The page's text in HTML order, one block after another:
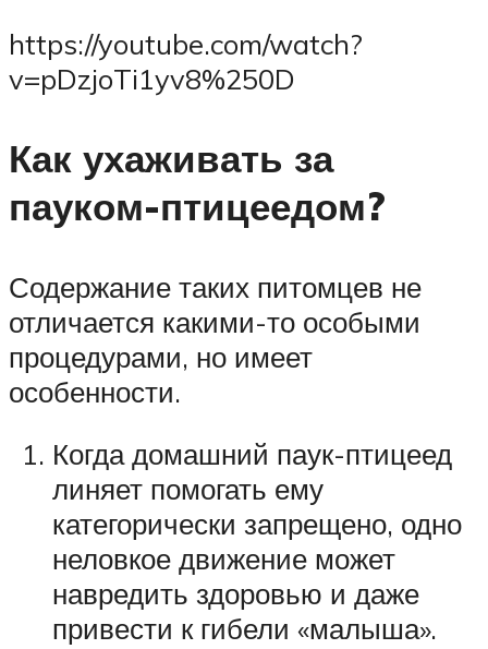
https://youtube.com/watch?
v=pDzjoTi1yv8%250D
Как ухаживать за
пауком-птицеедом?
Содержание таких питомцев не
отличается какими-то особыми
процедурами, но имеет
особенности.
Когда домашний паук-птицеед
линяет помогать ему
категорически запрещено, одно
неловкое движение может
навредить здоровью и даже
привести к гибели «малыша».